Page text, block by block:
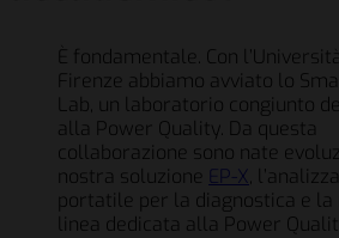
È fondamentale. Con l’Università
Firenze abbiamo avviato lo
Lab, un laboratorio congiunto
alla Power Quality. Da questa
collaborazione sono nate
nostra soluzione EP-X,
portatile per la diagnostica e la
linea dedicata alla Power